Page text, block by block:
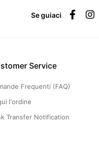
Se guiaci
Service
Frequenti (FAQ)
l'ordine
Transfer Notification